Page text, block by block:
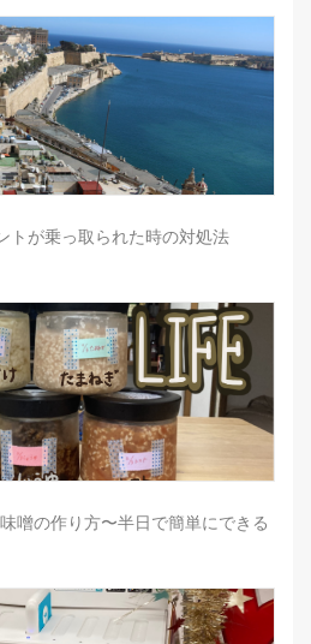
トが乗っ取られた時の対処法
噌の作り方〜半日で簡単にできる